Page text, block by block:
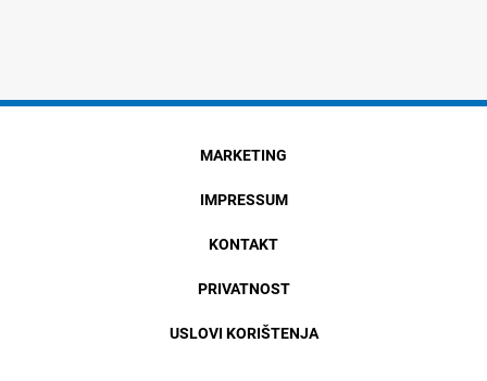
MARKETING
IMPRESSUM
KONTAKT
PRIVATNOST
USLOVI KORIŠTENJA